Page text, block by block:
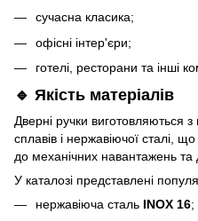
сучасна класика;
офісні інтер'єри;
готелі, ресторани та інші
🔹 Якість матеріалів
Дверні ручки виготовляються
сплавів і нержавіючої сталі, що
до механічних навантажень та
У каталозі представлені
нержавіюча сталь INOX 16;